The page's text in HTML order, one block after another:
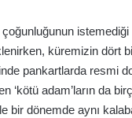
çoğunluğunun
küremizin dört
pankartlarda resmi
‘kötü adam’ların da
dönemde aynı